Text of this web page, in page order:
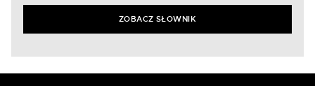
ZOBACZ SŁOWNIK